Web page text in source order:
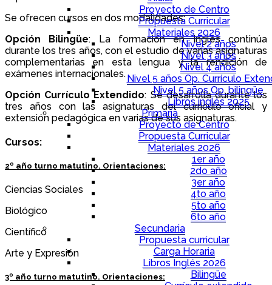
Proyecto de Centro
Propuesta Curricular
Materiales 2026
Nivel 2 años
Nivel 3 años
Nivel 4 años
Nivel 5 años Op. Currículo
Nivel 5 años Op. bilingüe
Libros inglés 2025
Primaria
Proyecto de Centro
Propuesta Curricular
Materiales 2026
1er año
2do año
3er año
4to año
5to año
6to año
Secundaria
Propuesta curricular
Carga Horaria
Libros Inglés 2026
Bilingüe
Se ofrecen cursos en dos modalidades:
Opción Bilingüe: La formación en Inglés continúa
durante los tres años, con el estudio de varias asignaturas
complementarias en esta lengua y la rendición de
exámenes internacionales.
Opción Currículo Extendido: Se desarrolla durante los
tres años con las asignaturas del currículo oficial y
extensión pedagógica en varias de sus asignaturas.
Cursos:
2º año turno matutino. Orientaciones:
Ciencias Sociales
Biológico
Científico
Arte y Expresión
3º año turno matutino. Orientaciones: